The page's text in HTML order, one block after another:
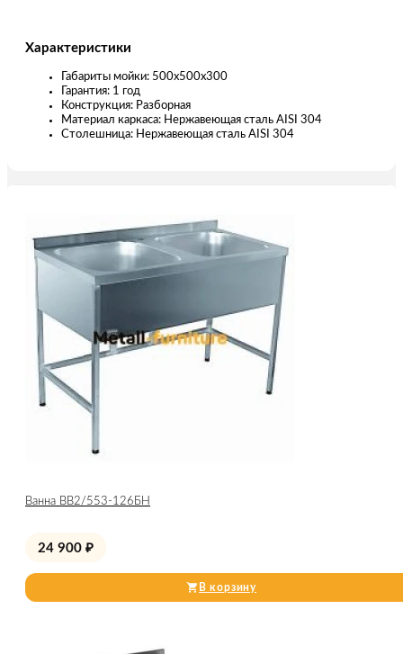
Характеристики
Габариты мойки: 500х500х300
Гарантия: 1 год
Конструкция: Разборная
Материал каркаса: Нержавеющая сталь AISI 304
Столешница: Нержавеющая сталь AISI 304
Ванна ВВ2/553-126БН
24 900 ₽
В корзину